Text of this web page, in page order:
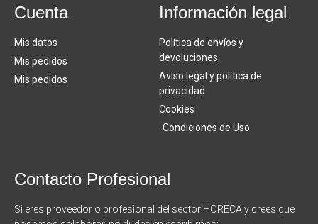
Cuenta
Mis datos
Mis pedidos
Mis pedidos
Información legal
Política de envíos y
devoluciones
Aviso legal y política de
privacidad
Cookies
Condiciones de Uso
Contacto Profesional
Si eres proveedor o profesional del sector HORECA y crees que